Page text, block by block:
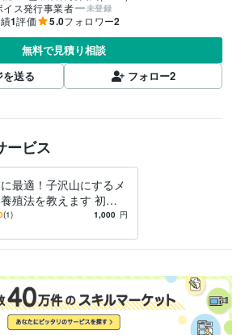
イス発行事業者 未登録
1評価 5.0フォロワー2
無料で見積り相談
を送る
フォロー2
ービス
最適！子沢山にするメ
殖法を教えます 初心
迎！安心で手間いら
(1) 1,000 円